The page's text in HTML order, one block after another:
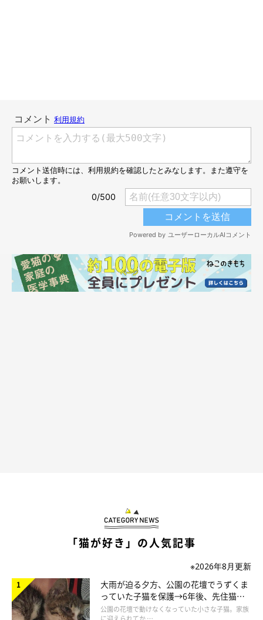
「猫が好き」の人気記事
※2026年8月更新
大雨が迫る夕方、公園の花壇でうずくま
っていた子猫を保護→6年後、先住猫
と“姉妹”のような関係に
公園の花壇で動けなくなっていた小さな子猫。家族